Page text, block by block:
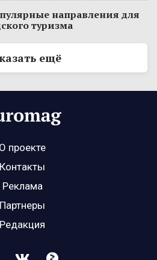
направления для
туризма
ещё
О проекте
Контакты
Реклама
Партнеры
Редакция